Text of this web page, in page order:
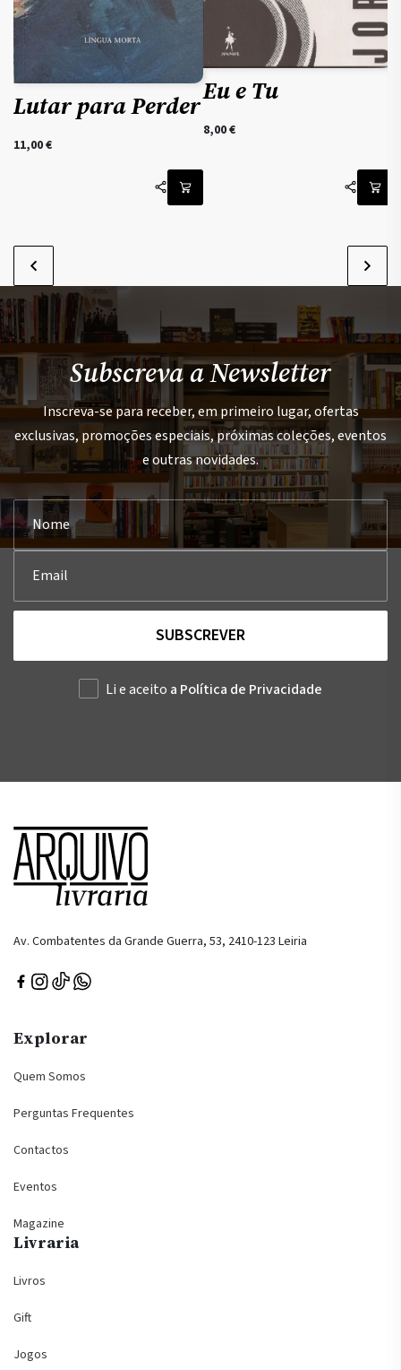
Lutar para Perder
11,00€
Eu e Tu
8,00€
Subscreva a Newsletter
Inscreva-se para receber, em primeiro lugar, ofertas
exclusivas, promoções especiais, próximas coleções, eventos
e outras novidades.
SUBSCREVER
Li e aceito a Política de Privacidade
Av. Combatentes da Grande Guerra, 53, 2410-123 Leiria
Explorar
Quem Somos
Perguntas Frequentes
Contactos
Eventos
Magazine
Livraria
Livros
Gift
Jogos